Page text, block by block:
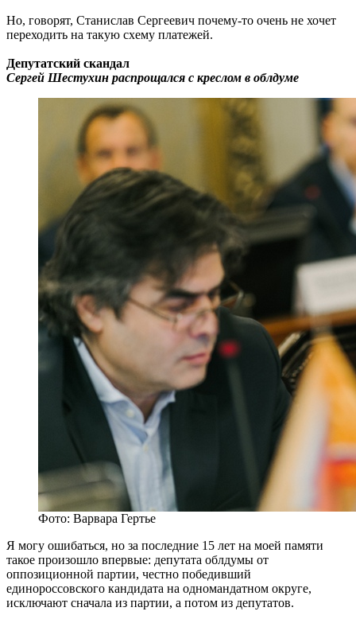
Но, говорят, Станислав Сергеевич почему-то очень не хочет
переходить на такую схему платежей.
Депутатский скандал
Сергей Шестухин распрощался с креслом в облдуме
Фото: Варвара Гертье
Я могу ошибаться, но за последние 15 лет на моей памяти
такое произошло впервые: депутата облдумы от
оппозиционной партии, честно победивший
единороссовского кандидата на одномандатном округе,
исключают сначала из партии, а потом из депутатов.